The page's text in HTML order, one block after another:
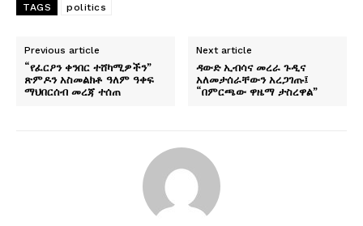
TAGS politics
Previous article
“የፈርዖን ቀንበር ተሸካሚዎችን”
ጽምዶን አስመልክቶ ዓለም ዓቀፍ
ማህበርሰብ መረጃ ተሰጠ
Next article
ዳውድ ኢብሳና መረራ ጉዲና
አለመታሰራቸውን አረጋገጡ፤
“በምርጫው ዋዜማ ታስረዋል”